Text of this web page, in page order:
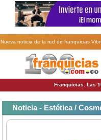
Nueva noticia de la red de franquicias
Remodela
Franquicias. Las
Noticia - Estética /